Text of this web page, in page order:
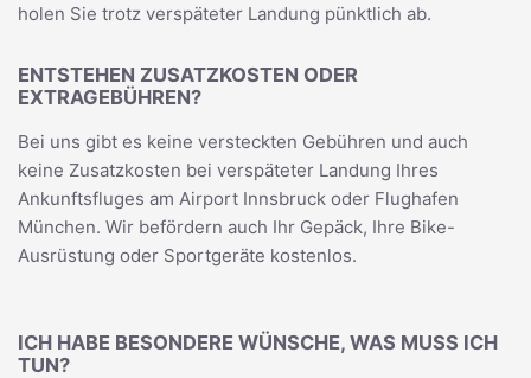
holen Sie trotz verspäteter Landung pünktlich ab.
ENTSTEHEN ZUSATZKOSTEN ODER
EXTRAGEBÜHREN?
Bei uns gibt es keine versteckten Gebühren und auch
keine Zusatzkosten bei verspäteter Landung Ihres
Ankunftsfluges am Airport Innsbruck oder Flughafen
München. Wir befördern auch Ihr Gepäck, Ihre Bike-
Ausrüstung oder Sportgeräte kostenlos.
ICH HABE BESONDERE WÜNSCHE, WAS MUSS ICH
TUN?